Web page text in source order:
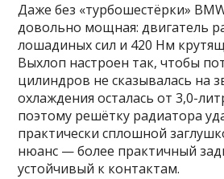
Даже без «турбошестёрки»
довольно мощная: двигатель
лошадиных сил и 420 Нм
Выхлоп настроен так, чтобы
цилиндров не сказывалась на
охлаждения осталась от 3,0-
поэтому решётку радиатора
практически сплошной
нюанс — более практичный
устойчивый к контактам.